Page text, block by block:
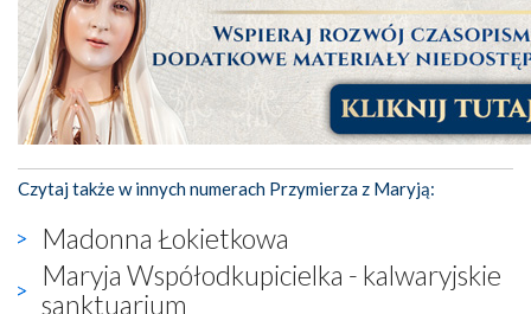
Czytaj także w innych numerach Przymierza z Maryją:
Madonna Łokietkowa
Maryja Współodkupicielka - kalwaryjskie
sanktuarium